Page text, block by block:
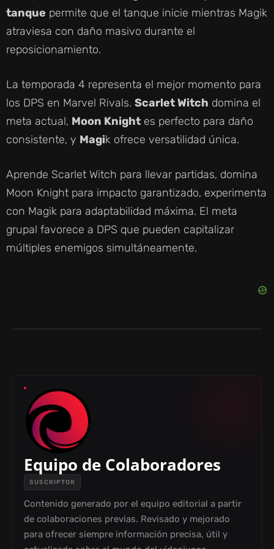
tanque permite que el tanque inicie mientras Magik
atraviesa con daño masivo durante el
reposicionamiento.
La temporada 4 representa el mejor momento para
los DPS en Marvel Rivals. Scarlet Witch domina el
meta actual, Moon Knight es perfecto para daño
consistente, y Magik ofrece versatilidad única.
Aprende Scarlet Witch para llevar partidas, domina
Moon Knight para impacto garantizado, experimenta
con Magik para adaptabilidad máxima. El meta
grupal favorece a DPS que pueden capitalizar
múltiples enemigos simultáneamente.
Equipo de Colaboradores
SUSCRIPTOR
Contenido generado por el equipo editorial a partir
de colaboraciones previas. Revisado y mejorado
para ofrecer siempre información precisa, útil y